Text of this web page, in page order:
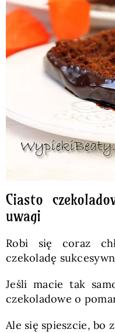
Ciasto
uwagi
Robi się coraz
czekoladę
Jeśli macie tak
czekoladowe o
Ale się spieszcie, bo